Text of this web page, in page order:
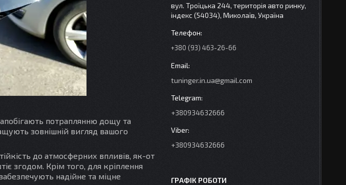
потраплянню дощу та
зовнішній вигляд вашого
до атмосферних впливів, як-от
згодом. Крім того, для кріплення
надійне та міцне
вул. Троїцька 244, територія авто ринку,
індекс (54034), Миколаїв, Україна
+380 (93) 463-26-66
tuninger.in.ua@gmail.com
+380934632666
+380934632666
ГРАФІК РОБОТИ